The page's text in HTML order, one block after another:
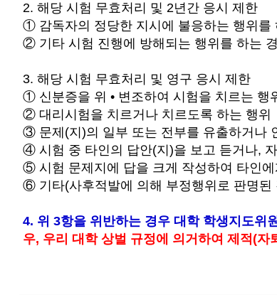
2. 해당 시험 무효처리 및 2년간 응시 제한
① 감독자의 정당한 지시에 불응하는 행위를
② 기타 시험 진행에 방해되는 행위를 하는
3. 해당 시험 무효처리 및 영구 응시 제한
① 신분증을 위 • 변조하여 시험을 치르는 행
② 대리시험을 치르거나 치르도록 하는 행위
③ 문제(지)의 일부 또는 전부를 유출하거나
④ 시험 중 타인의 답안(지)을 보고 듣거나,
⑤ 시험 문제지에 답을 크게 작성하여 타인
⑥ 기타(사후적발에 의해 부정행위로 판명된
4. 위 3항을 위반하는 경우 대학 학생지도위
우, 우리 대학 상벌 규정에 의거하여 제적(자